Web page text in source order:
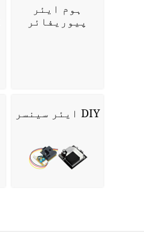
ہوم ایئر
پیوریفائر
DIY ایئر سینسر